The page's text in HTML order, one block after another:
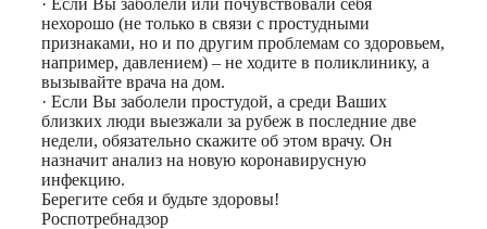
нехорошо (не только в связи с простудными
признаками, но и по другим проблемам со здоровьем,
например, давлением) – не ходите в поликлинику, а
вызывайте врача на дом.
· Если Вы заболели простудой, а среди Ваших
близких люди выезжали за рубеж в последние две
недели, обязательно скажите об этом врачу. Он
назначит анализ на новую коронавирусную
инфекцию.
Берегите себя и будьте здоровы!
Роспотребнадзор